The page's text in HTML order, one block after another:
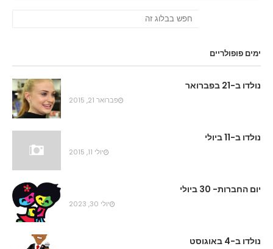
ימים פופולריים
נולדו ב-21 בפברואר
פברואר 21, 2015
נולדו ב-11 ביולי
יולי 11, 2015
יום החברות- 30 ביולי
יולי 30, 2023
נולדו ב-4 באוגוסט